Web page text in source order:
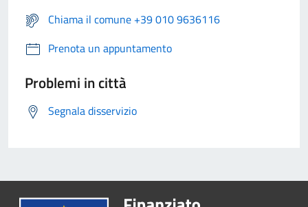
Chiama il comune +39 010 9636116
Prenota un appuntamento
Problemi in città
Segnala disservizio